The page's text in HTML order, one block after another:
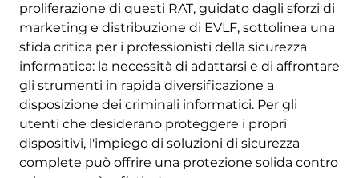
proliferazione di questi RAT, guidato dagli sforzi di
marketing e distribuzione di EVLF, sottolinea una
sfida critica per i professionisti della sicurezza
informatica: la necessità di adattarsi e di affrontare
gli strumenti in rapida diversificazione a
disposizione dei criminali informatici. Per gli
utenti che desiderano proteggere i propri
dispositivi, l'impiego di soluzioni di sicurezza
complete può offrire una protezione solida contro